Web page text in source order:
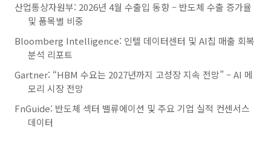
산업통상자원부: 2026년 4월 수출입 동향 – 반도체 수출 증가율
및 품목별 비중
Bloomberg Intelligence: 인텔 데이터센터 및 AI칩 매출 회복
분석 리포트
Gartner: “HBM 수요는 2027년까지 고성장 지속 전망” – AI 메
모리 시장 전망
FnGuide: 반도체 섹터 밸류에이션 및 주요 기업 실적 컨센서스
데이터